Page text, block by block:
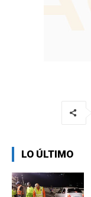
LO ÚLTIMO